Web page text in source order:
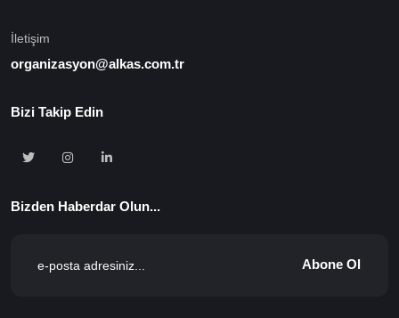
İletişim
organizasyon@alkas.com.tr
Bizi Takip Edin
Bizden Haberdar Olun...
Abone Ol